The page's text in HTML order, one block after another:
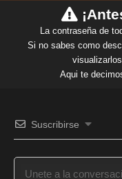
La contraseña de
Si no sabes como
Aqui te
Suscribirse